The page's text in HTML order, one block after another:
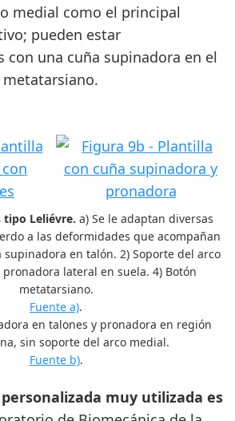
medial como el principal
pueden estar
con una cuña supinadora en el
tipo Leliévre. a) Se le adaptan diversas
a las deformidades que acompañan
supinadora en talón. 2) Soporte del arco
pronadora lateral en suela. 4) Botón
metatarsiano.
Fuente a).
en talones y pronadora en región
sin soporte del arco medial.
Fuente b).
muy utilizada es